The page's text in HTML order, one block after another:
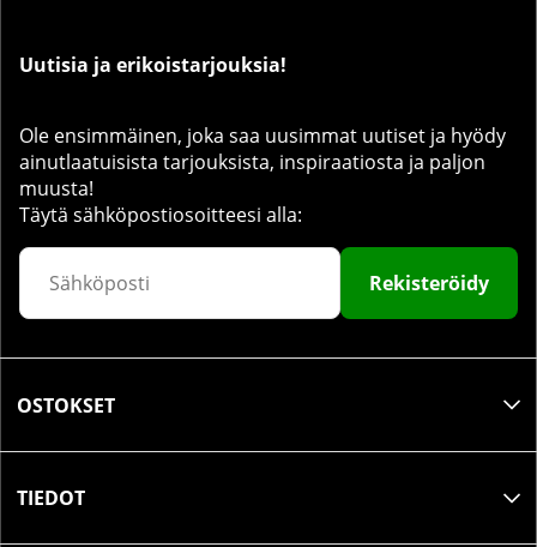
Uutisia ja erikoistarjouksia!
Ole ensimmäinen, joka saa uusimmat uutiset ja hyödy
ainutlaatuisista tarjouksista, inspiraatiosta ja paljon
muusta!
Täytä sähköpostiosoitteesi alla:
Rekisteröidy
OSTOKSET
TIEDOT